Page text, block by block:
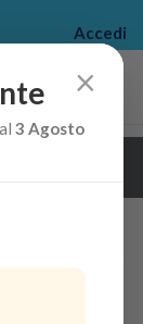
>
Accedi
×
3 Agosto